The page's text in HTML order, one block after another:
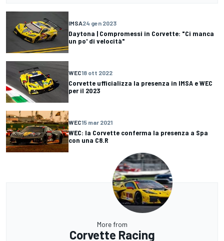
IMSA24 gen 2023
Daytona | Compromessi in Corvette: "Ci manca
un po' di velocità"
WEC18 ott 2022
Corvette ufficializza la presenza in IMSA e WEC
per il 2023
WEC15 mar 2021
WEC: la Corvette conferma la presenza a Spa
con una C8.R
More from
Corvette Racing